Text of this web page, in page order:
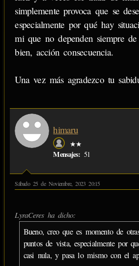
simplemente provoca que se
especialmente por qué hay
mi que no dependen siempre
bien, acción consecuencia.
Una vez más agradezco tu
himaru
★★
Mensajes: 51
Sábado 25 de Noviembre, 2023 20:15
LyraCeres ha dicho:
Bueno, creo que es momento de
puntos de vista, especialmente por
casi nula, y pasa lo mismo con el